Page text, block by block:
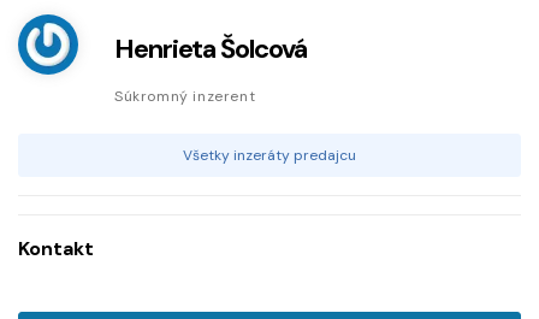
Henrieta Šolcová
Súkromný inzerent
Všetky inzeráty predajcu
Kontakt